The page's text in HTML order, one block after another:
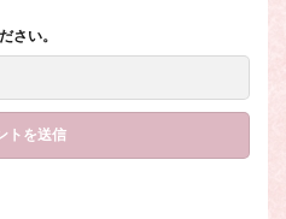
さい。